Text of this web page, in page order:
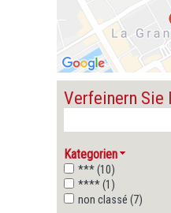
Verfeinern Sie
Kategorien
*** (10)
**** (1)
non classé (7)